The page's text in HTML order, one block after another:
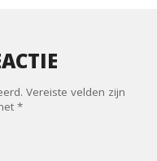
Vereiste velden zijn
*